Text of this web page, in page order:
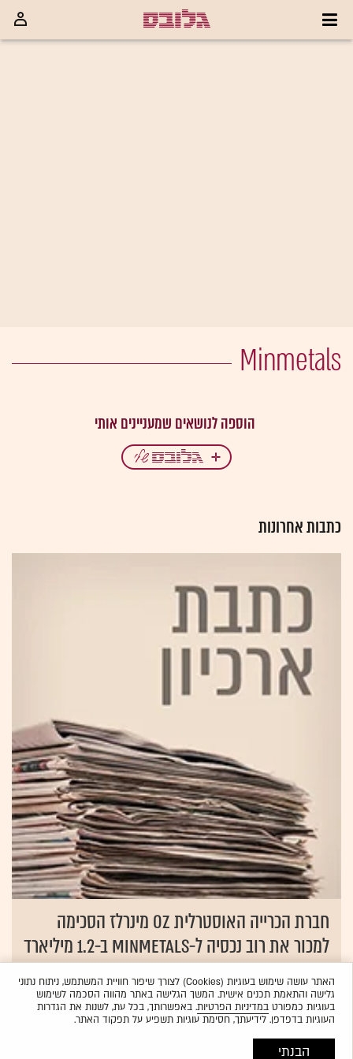
Minmetals
כתבות אחרונות
חברת הכרייה האוסטרלית Oz מינרלז הסכימה
למכור את רוב נכסיה ל-Minmetals ב-1.2 מיליארד
דולר
01.04.2009 שירה חורש
האתר עושה שימוש בעוגיות (Cookies) לצורך שיפור חוויית המשתמש, ניתוח נתוני
גלישה והתאמת תכנים אישית. המשך הגלישה באתר מהווה הסכמה לשימוש
בעוגיות כמפורטבמדיניות הפרטיות. באפשרותך, בכל עת, לשנות את הגדרות
העוגיות בדפדפן. לידיעתך, חסימת עוגיות תשפיע על תפקוד האתר.
הבנתי